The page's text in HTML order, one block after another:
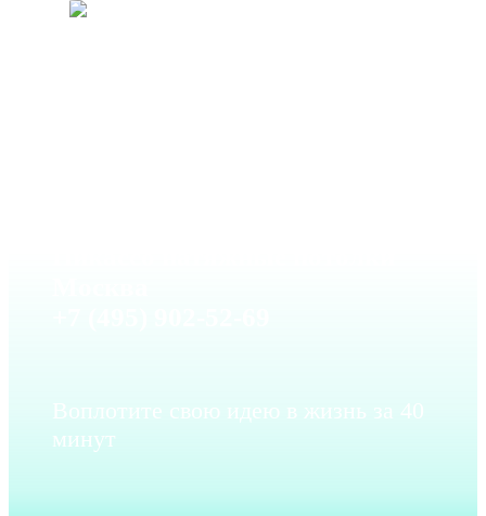
Воплотите свою идею в жизнь за 40
минут